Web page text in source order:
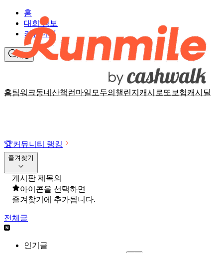
홈팀워크동네산책 런마일 모두의챌린지 캐시로또 보험캐시딜
홈
대회 정보
커뮤니티
채팅
🏆커뮤니티 랭킹
즐겨찾기
게시판 제목의
아이콘을 선택하면
즐겨찾기에 추가됩니다.
전체글
인기글